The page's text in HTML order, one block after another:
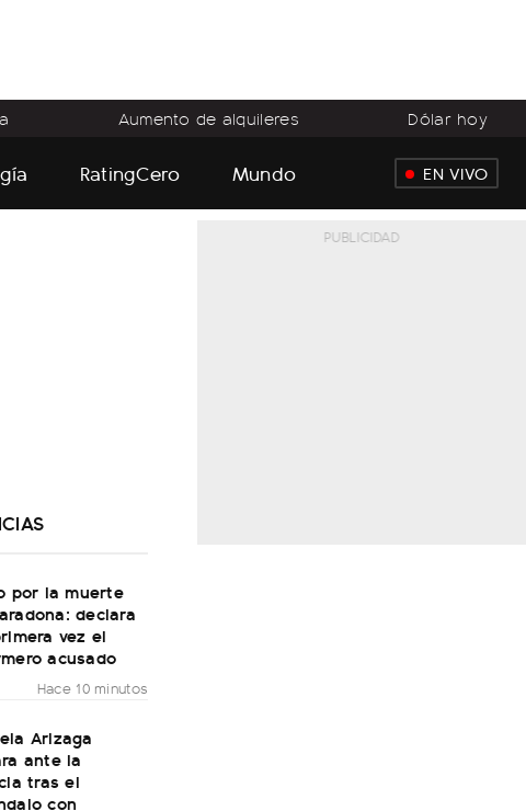
Aumento de alquileres Dólar hoy
RatingCero Mundo EN VIVO
por la muerte
declara
vez el
acusado
Hace 10 minutos
Arizaga
ante la
tras el
con